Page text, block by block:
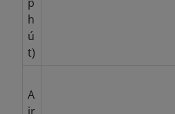
h
ú
t)
A